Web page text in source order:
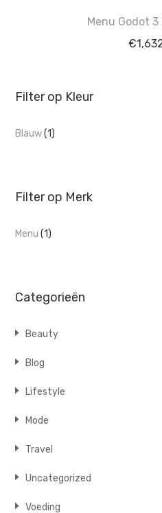
Menu Godot
€
Filter op Kleur
Blauw(1)
Filter op Merk
Menu (1)
Categorieën
Beauty
Blog
Lifestyle
Mode
Travel
Uncategorized
Voeding